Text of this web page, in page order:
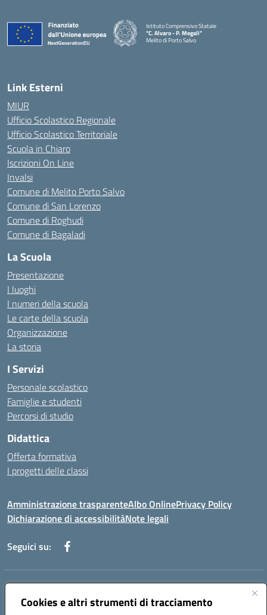
Cookies e altri strumenti di tracciamento
Istituto Comprensivo Statale
"C. Alvaro - P. Megali"
Melito di Porto Salvo
Link Esterni
MIUR
Ufficio Scolastico Regionale
Ufficio Scolastico Territoriale
Scuola in Chiaro
Iscrizioni On Line
Invalsi
Comune di Melito Porto Salvo
Comune di San Lorenzo
Comune di Roghudi
Comune di Bagaladi
La Scuola
Presentazione
I luoghi
I numeri della scuola
Le carte della scuola
Organizzazione
La storia
I Servizi
Personale scolastico
Famiglie e studenti
Percorsi di studio
Didattica
Offerta formativa
I progetti delle classi
Amministrazione trasparenteAlbo OnlinePrivacy Policy
Dichiarazione di accessibilitàNote legali
Seguici su:
Indirizzo:
Centralino:+39 0965 78 12 60 Email:rcic841003@istruzione.it